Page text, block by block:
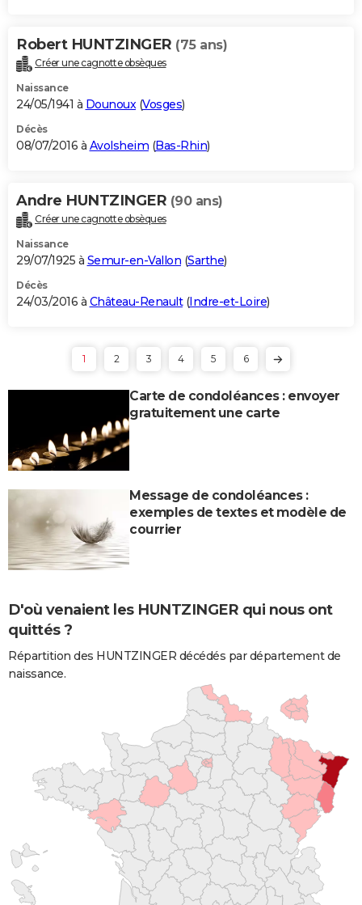
Robert HUNTZINGER (75 ans)
Créer une cagnotte obsèques
Naissance
24/05/1941 à Dounoux(Vosges)
Décès
08/07/2016 à Avolsheim (Bas-Rhin)
Andre HUNTZINGER (90 ans)
Créer une cagnotte obsèques
Naissance
29/07/1925 à Semur-en-Vallon (Sarthe)
Décès
24/03/2016 à Château-Renault(Indre-et-Loire)
1 2 3 4 5 6
Carte de condoléances : envoyer
gratuitement une carte
Message de condoléances :
exemples de textes et modèle de
courrier
D'où venaient les HUNTZINGER qui nous ont
quittés ?
Répartition des HUNTZINGER décédés par département de
naissance.